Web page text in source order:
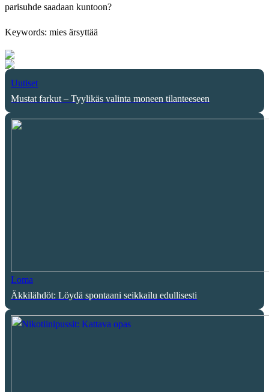
parisuhde saadaan kuntoon?
Keywords: mies ärsyttää
Uutiset
Mustat farkut – Tyylikäs valinta moneen tilanteeseen
Loma
Äkkilähdöt: Löydä spontaani seikkailu edullisesti